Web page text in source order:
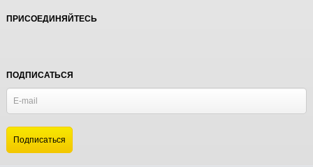
ПРИСОЕДИНЯЙТЕСЬ
ПОДПИСАТЬСЯ